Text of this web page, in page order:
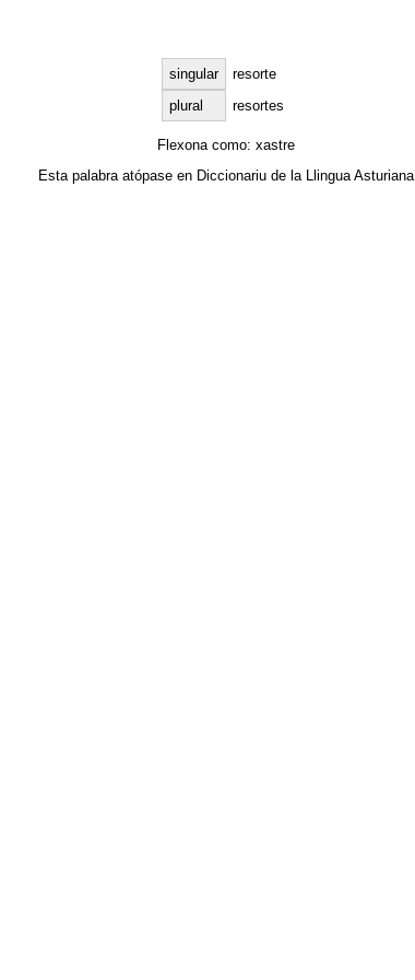
singular
resorte
plural
resortes
Flexona como: xastre
Esta palabra atópase en Diccionariu de la Llingua Asturiana